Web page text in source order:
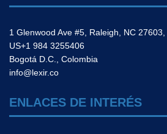
1 Glenwood Ave #5, Raleigh, NC
US+1 984 3255406
Bogotá D.C., Colombia
info@lexir.co
ENLACES DE INTERÉS